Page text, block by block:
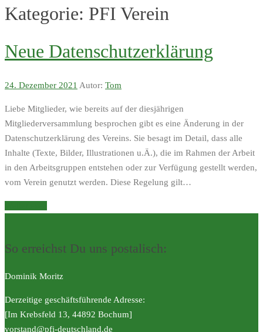
Kategorie: PFI Verein
Neue Datenschutzerklärung
24. Dezember 2021 Autor: Tom
Liebe Mitglieder, wie bereits auf der diesjährigen
Mitgliederversammlung besprochen gibt es eine Änderung in der
Datenschutzerklärung des Vereins. Sie besagt im Detail, dass alle
Inhalte (Texte, Bilder, Illustrationen u.Ä.), die im Rahmen der Arbeit
in den Arbeitsgruppen entstehen oder zur Verfügung gestellt werden,
vom Verein genutzt werden. Diese Regelung gilt…
So erreichst Du uns postalisch:
Dominik Moritz
Derzeitige geschäftsführende Adresse:
[Im Krebsfeld 13, 44892 Bochum]
vorstand@pfi-deutschland.de